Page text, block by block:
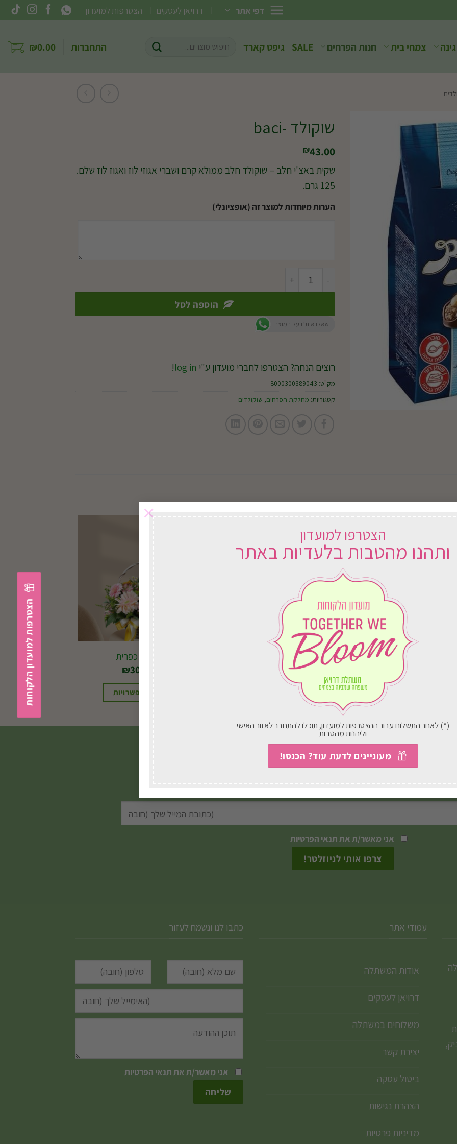
הצטרפו למועדון
ותהנו מהטבות בלעדיות באתר
(*) לאחר התשלום עבור ההצטרפות למועדון, תוכלו להתחבר לאזור האישי
וליהנות מהטבות
מעוניינים לדעת עוד? הכנסו!
×
דפי אתר דרויאן לעסקים הצטרפות למועדון
צמחי בית חנות הפרחים SALE גיפט קארד התחברות ₪0.00
שוקולד -baci
₪43.00
שקית באצ'י חלב – שוקולד חלב ממולא קרם ושברי אגוזי לוז ואגוז לוז שלם.
125 גרם.
הערות מיוחדות למוצר זה (אופציונלי)
כמות של שוקולד -baci
הוספה לסל
שאלו אותנו על המוצר
רוצים הנחה? הצטרפו לחברי מועדון ע"י log in
!
מק"ט: 8000300389043
קטגוריות: מחלקת הפרחים, שוקולדים
גינונת למתחילים
₪157.00
בחירת אפשרויות
אגלונמה ירוקה
החל מ-
בחירת אפשרויות
זה
סוגים.
לבחור
סלסלה כפרית
₪300.00
בחירת אפשרויות
הצטרפו לניוזלטר שלנו
אני מאשר/ת אתתנאי הפרטיות
הצטרפות למועדון הלקוחות
עמודי אתר
אודות המשתלה
דרויאן לעסקים
משלוחים במשתלה
יצירת קשר
ביטול עסקה
הצהרת נגישות
מדיניות פרטיות
כתבו לנו ונשמח לעזור
אני מאשר/ת אתתנאי הפרטיות